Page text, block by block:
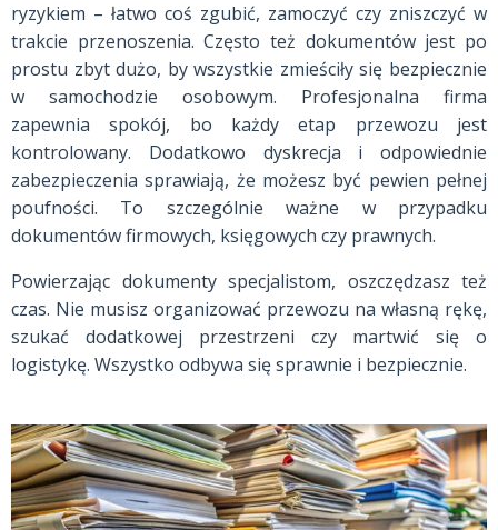
ryzykiem – łatwo coś zgubić, zamoczyć czy zniszczyć w
trakcie przenoszenia. Często też dokumentów jest po
prostu zbyt dużo, by wszystkie zmieściły się bezpiecznie
w samochodzie osobowym. Profesjonalna firma
zapewnia spokój, bo każdy etap przewozu jest
kontrolowany. Dodatkowo dyskrecja i odpowiednie
zabezpieczenia sprawiają, że możesz być pewien pełnej
poufności. To szczególnie ważne w przypadku
dokumentów firmowych, księgowych czy prawnych.
Powierzając dokumenty specjalistom, oszczędzasz też
czas. Nie musisz organizować przewozu na własną rękę,
szukać dodatkowej przestrzeni czy martwić się o
logistykę. Wszystko odbywa się sprawnie i bezpiecznie.